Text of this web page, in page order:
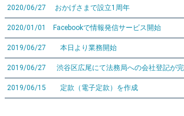
2020/06/27 おかげさまで設立1周年
2020/01/01 Facebookで情報発信サービス開始
2019/06/27 本日より業務開始
2019/06/27 渋谷区広尾にて法務局への会社登記が完
2019/06/15 定款（電子定款）を作成